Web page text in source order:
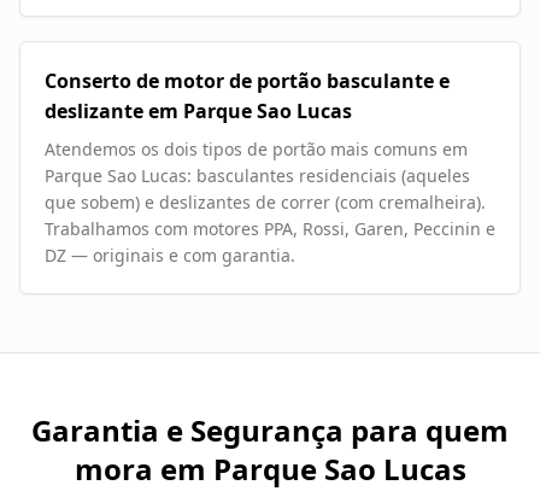
Conserto de motor de portão basculante e
deslizante em Parque Sao Lucas
Atendemos os dois tipos de portão mais comuns em
Parque Sao Lucas: basculantes residenciais (aqueles
que sobem) e deslizantes de correr (com cremalheira).
Trabalhamos com motores PPA, Rossi, Garen, Peccinin e
DZ — originais e com garantia.
Garantia e Segurança para quem
mora em Parque Sao Lucas